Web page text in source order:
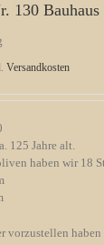
130 Bauhaus
Versandkosten
125 Jahre alt.
haben wir 18
vorzustellen